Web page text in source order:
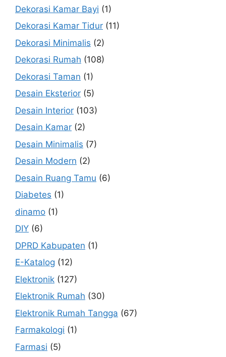
Dekorasi Kamar Bayi (1)
Dekorasi Kamar Tidur (11)
Dekorasi Minimalis (2)
Dekorasi Rumah (108)
Dekorasi Taman (1)
Desain Eksterior (5)
Desain Interior (103)
Desain Kamar (2)
Desain Minimalis (7)
Desain Modern (2)
Desain Ruang Tamu (6)
Diabetes (1)
dinamo (1)
DIY (6)
DPRD Kabupaten (1)
E-Katalog (12)
Elektronik (127)
Elektronik Rumah (30)
Elektronik Rumah Tangga (67)
Farmakologi (1)
Farmasi (5)